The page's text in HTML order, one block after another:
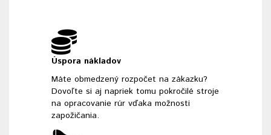
Úspora nákladov
Máte obmedzený rozpočet na zákazku?
Dovoľte si aj napriek tomu pokročilé stroje
na opracovanie rúr vďaka možnosti
zapožičania.